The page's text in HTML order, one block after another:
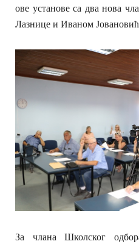
ове установе са два нова
Лазнице и Иваном
За члана Школског